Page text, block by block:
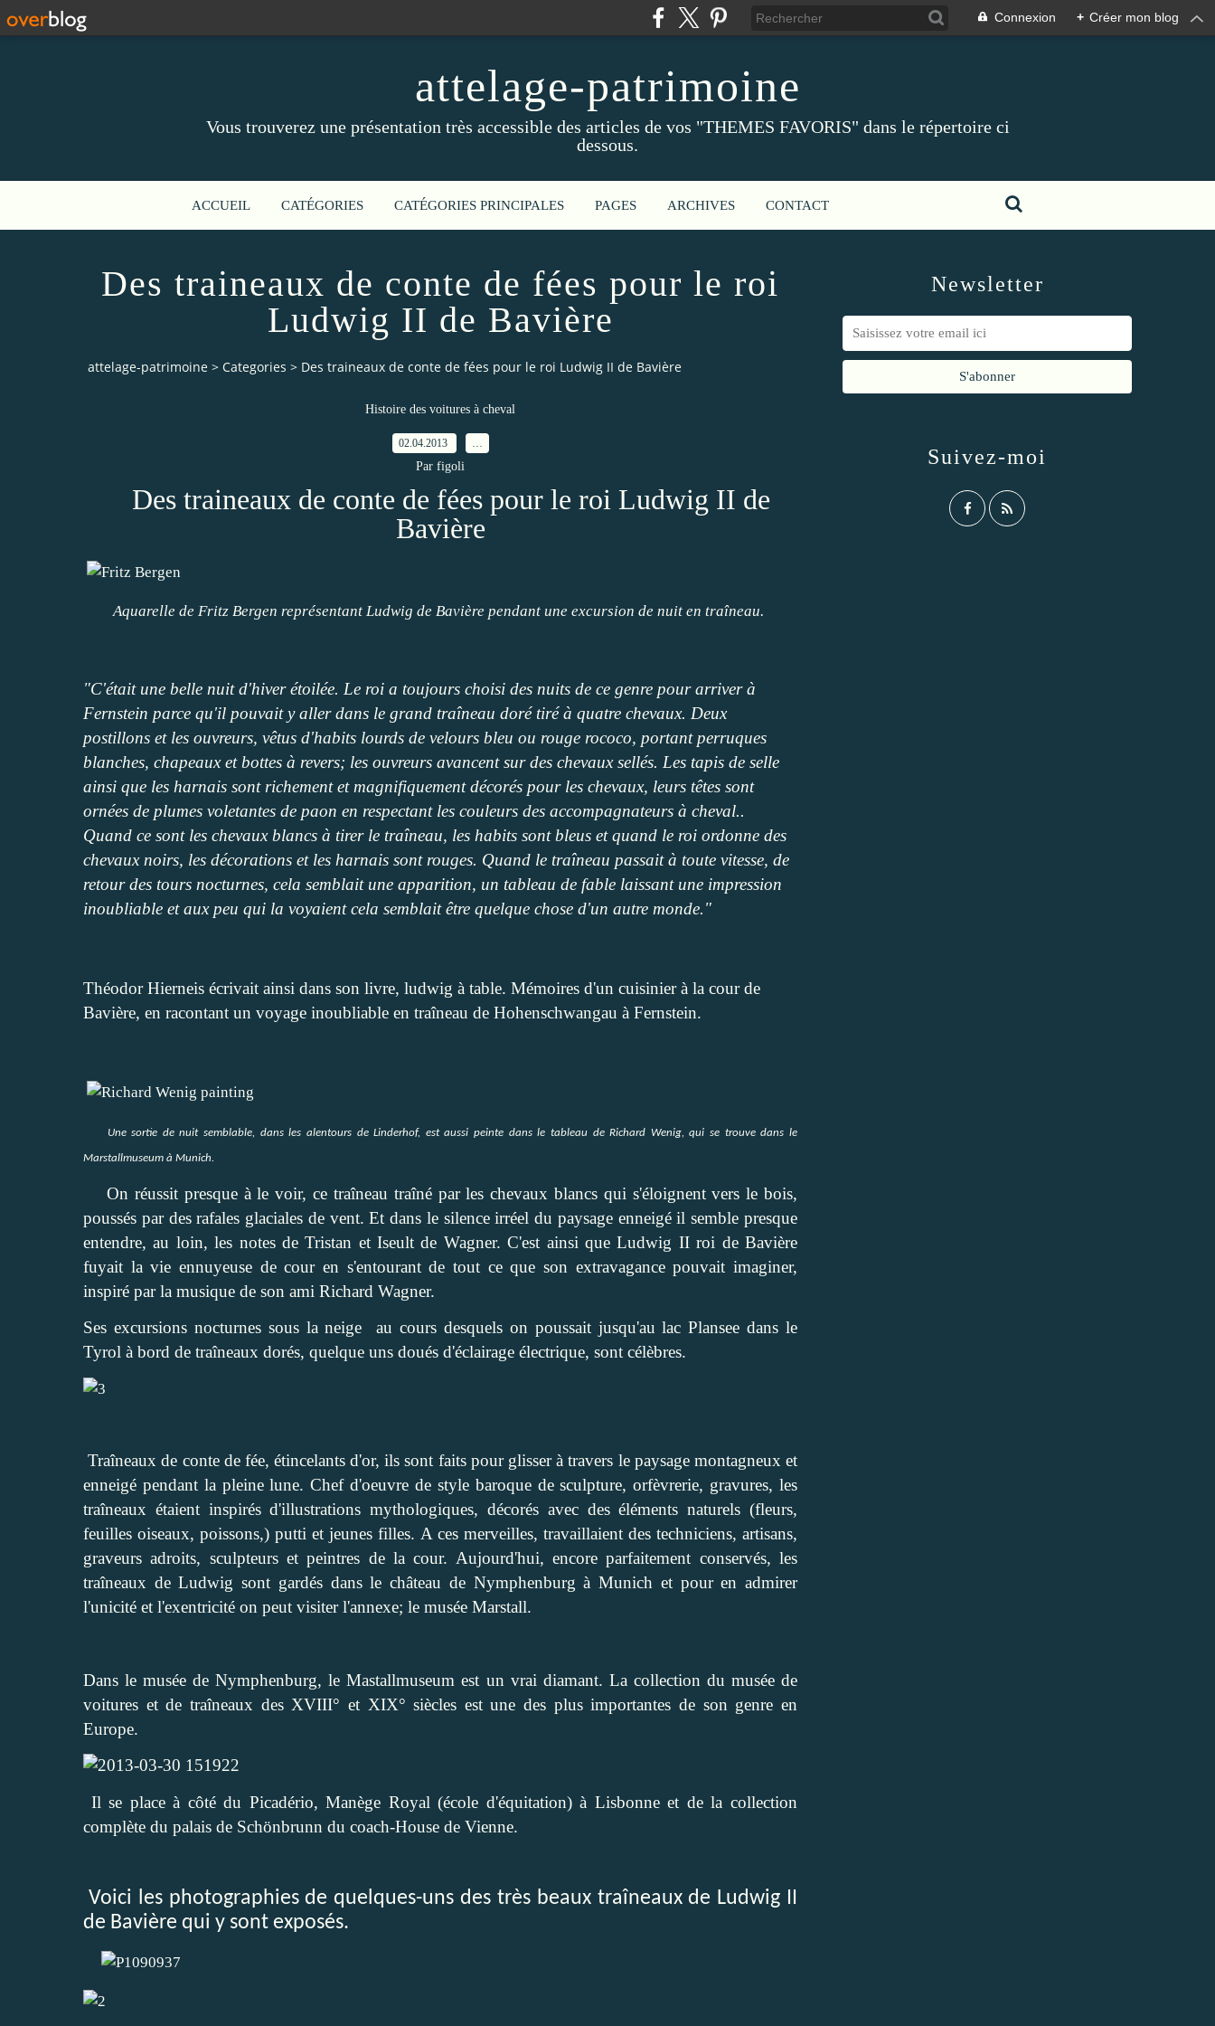
Connexion + Créer mon blog
attelage-patrimoine
Vous trouverez une présentation très accessible des articles de vos "THEMES FAVORIS" dans le répertoire ci
dessous.
ACCUEIL CATÉGORIES CATÉGORIES PRINCIPALES PAGES ARCHIVES CONTACT
Des traineaux de conte de fées pour le roi
Ludwig II de Bavière
attelage-patrimoine > Categories > Des traineaux de conte de fées pour le roi Ludwig II de Bavière
Histoire des voitures à cheval
02.04.2013
Par figoli
Des traineaux de conte de fées pour le roi Ludwig II de
Bavière
Aquarelle de Fritz Bergen représentant Ludwig de Bavière pendant une excursion de nuit en traîneau.
"C'était une belle nuit d'hiver étoilée. Le roi a toujours choisi des nuits de ce genre pour arriver à
Fernstein parce qu'il pouvait y aller dans le grand traîneau doré tiré à quatre chevaux. Deux
postillons et les ouvreurs, vêtus d'habits lourds de velours bleu ou rouge rococo, portant perruques
blanches, chapeaux et bottes à revers; les ouvreurs avancent sur des chevaux sellés. Les tapis de selle
ainsi que les harnais sont richement et magnifiquement décorés pour les chevaux, leurs têtes sont
ornées de plumes voletantes de paon en respectant les couleurs des accompagnateurs à cheval..
Quand ce sont les chevaux blancs à tirer le traîneau, les habits sont bleus et quand le roi ordonne des
chevaux noirs, les décorations et les harnais sont rouges. Quand le traîneau passait à toute vitesse, de
retour des tours nocturnes, cela semblait une apparition, un tableau de fable laissant une impression
inoubliable et aux peu qui la voyaient cela semblait être quelque chose d'un autre monde."
Théodor Hierneis écrivait ainsi dans son livre, ludwig à table. Mémoires d'un cuisinier à la cour de
Bavière, en racontant un voyage inoubliable en traîneau de Hohenschwangau à Fernstein.
Une sortie de nuit semblable, dans les alentours de Linderhof, est aussi peinte dans le tableau de Richard Wenig, qui se trouve dans le
Marstallmuseum à Munich.
On réussit presque à le voir, ce traîneau traîné par les chevaux blancs qui s'éloignent vers le bois,
poussés par des rafales glaciales de vent. Et dans le silence irréel du paysage enneigé il semble presque
entendre, au loin, les notes de Tristan et Iseult de Wagner. C'est ainsi que Ludwig II roi de Bavière
fuyait la vie ennuyeuse de cour en s'entourant de tout ce que son extravagance pouvait imaginer,
inspiré par la musique de son ami Richard Wagner.
Ses excursions nocturnes sous la neige au cours desquels on poussait jusqu'au lac Plansee dans le
Tyrol à bord de traîneaux dorés, quelque uns doués d'éclairage électrique, sont célèbres.
Traîneaux de conte de fée, étincelants d'or, ils sont faits pour glisser à travers le paysage montagneux et
enneigé pendant la pleine lune. Chef d'oeuvre de style baroque de sculpture, orfèvrerie, gravures, les
traîneaux étaient inspirés d'illustrations mythologiques, décorés avec des éléments naturels (fleurs,
feuilles oiseaux, poissons,) putti et jeunes filles. A ces merveilles, travaillaient des techniciens, artisans,
graveurs adroits, sculpteurs et peintres de la cour. Aujourd'hui, encore parfaitement conservés, les
traîneaux de Ludwig sont gardés dans le château de Nymphenburg à Munich et pour en admirer
l'unicité et l'exentricité on peut visiter l'annexe; le musée Marstall.
Dans le musée de Nymphenburg, le Mastallmuseum est un vrai diamant. La collection du musée de
voitures et de traîneaux des XVIII° et XIX° siècles est une des plus importantes de son genre en
Europe.
Il se place à côté du Picadério, Manège Royal (école d'équitation) à Lisbonne et de la collection
complète du palais de Schönbrunn du coach-House de Vienne.
Voici les photographies de quelques-uns des très beaux traîneaux de Ludwig II
de Bavière qui y sont exposés.
Newsletter
Suivez-moi